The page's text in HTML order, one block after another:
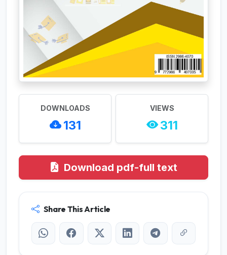
DOWNLOADS
131
VIEWS
311
Download pdf-full text
Share This Article